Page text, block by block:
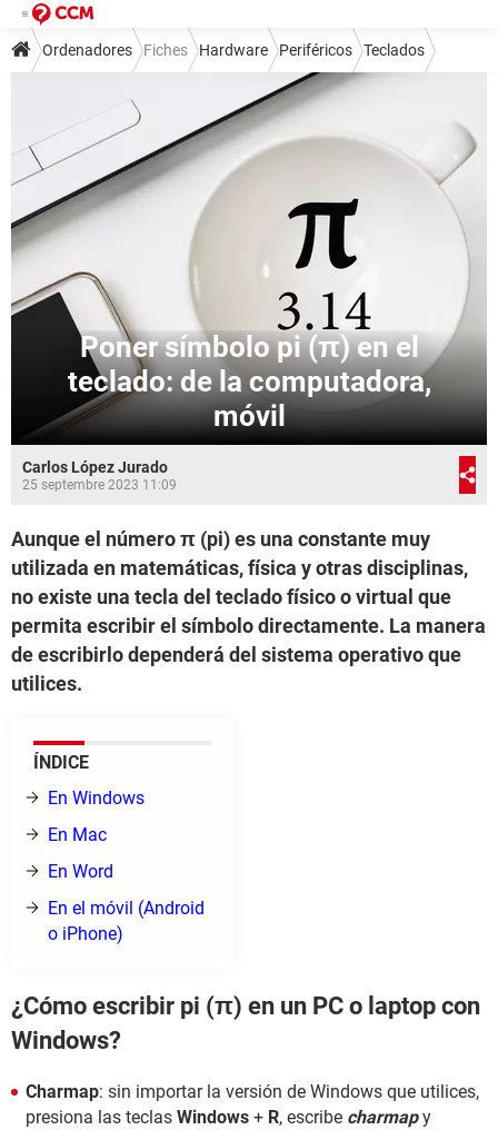
Ordenadores Fiches Hardware Periféricos Teclados
Poner símbolo pi (π) en el
teclado: de la computadora,
móvil
Carlos López Jurado
25 septembre 2023 11:09
Aunque el número π (pi) es una constante muy
utilizada en matemáticas, física y otras disciplinas,
no existe una tecla del teclado físico o virtual que
permita escribir el símbolo directamente. La manera
de escribirlo dependerá del sistema operativo que
utilices.
ÍNDICE
En Windows
En Mac
En Word
En el móvil (Android
o iPhone)
¿Cómo escribir pi (π) en un PC o laptop con
Windows?
Charmap: sin importar la versión de Windows que utilices,
presiona las teclas Windows + R, escribe charmapy